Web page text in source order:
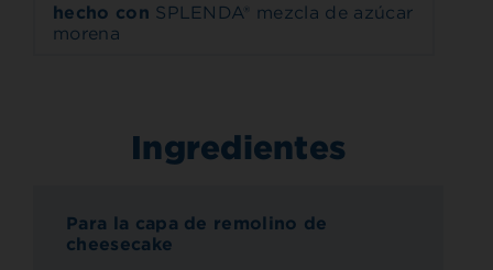
hecho con SPLENDA® mezcla de azúcar
morena
Ingredientes
Para la capa de remolino de
cheesecake